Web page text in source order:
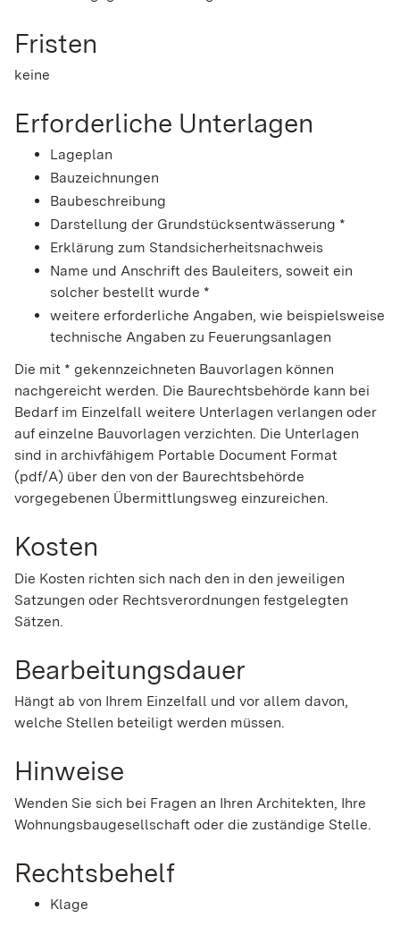
Fristen
keine
Erforderliche Unterlagen
Lageplan
Bauzeichnungen
Baubeschreibung
Darstellung der Grundstücksentwässerung *
Erklärung zum Standsicherheitsnachweis
Name und Anschrift des Bauleiters, soweit ein
solcher bestellt wurde *
weitere erforderliche Angaben, wie beispielsweise
technische Angaben zu Feuerungsanlagen
Die mit * gekennzeichneten Bauvorlagen können
nachgereicht werden. Die Baurechtsbehörde kann bei
Bedarf im Einzelfall weitere Unterlagen verlangen oder
auf einzelne Bauvorlagen verzichten. Die Unterlagen
sind in archivfähigem Portable Document Format
(pdf/A) über den von der Baurechtsbehörde
vorgegebenen Übermittlungsweg einzureichen.
Kosten
Die Kosten richten sich nach den in den jeweiligen
Satzungen oder Rechtsverordnungen festgelegten
Sätzen.
Bearbeitungsdauer
Hängt ab von Ihrem Einzelfall und vor allem davon,
welche Stellen beteiligt werden müssen.
Hinweise
Wenden Sie sich bei Fragen an Ihren Architekten, Ihre
Wohnungsbaugesellschaft oder die zuständige Stelle.
Rechtsbehelf
Klage